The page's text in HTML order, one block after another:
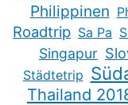
Philippinen
Roadtrip Sa Pa
Singapur
Städtetrip
Thailand